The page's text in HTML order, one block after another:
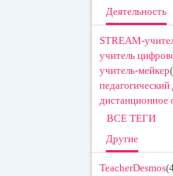
Деятельность
STREAM-
учитель
учитель-мейкер
педагогический
дистанционное
ВСЕ ТЕГИ
Другие
TeacherDesmos